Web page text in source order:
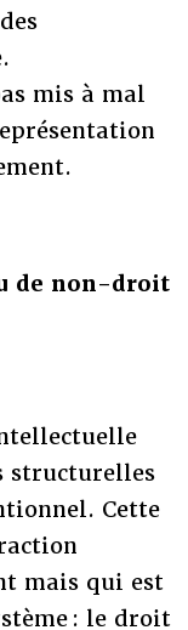
mis à mal
de non-droit
structurelles
Cette
mais qui est
: le droit